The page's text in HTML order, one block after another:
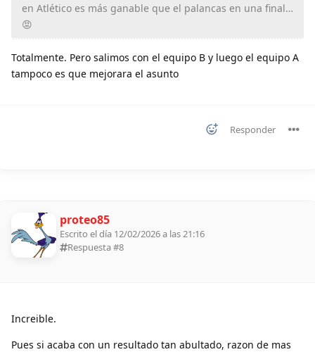
en Atlético es más ganable que el palancas en una final…
😡
Totalmente. Pero salimos con el equipo B y luego el equipo A
tampoco es que mejorara el asunto
Responder
proteo85
Escrito el día 12/02/2026 a las 21:16
Respuesta #8
Increible.
Pues si acaba con un resultado tan abultado, razon de mas